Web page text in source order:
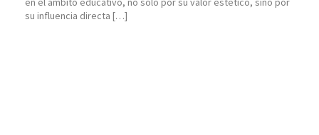
su influencia directa […]